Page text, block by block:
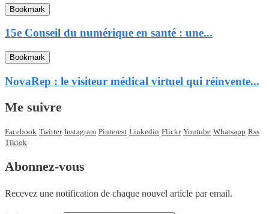
Bookmark
15e Conseil du numérique en santé : une...
Bookmark
NovaRep : le visiteur médical virtuel qui réinvente...
Me suivre
Facebook Twitter Instagram Pinterest Linkedin Flickr Youtube Whatsapp Rss
Tiktok
Abonnez-vous
Recevez une notification de chaque nouvel article par email.